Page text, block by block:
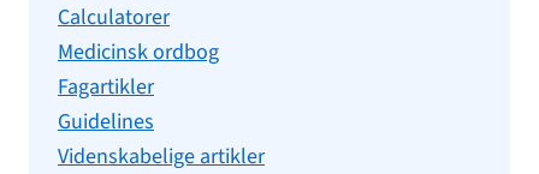
Calculatorer
Medicinsk ordbog
Fagartikler
Guidelines
Videnskabelige artikler